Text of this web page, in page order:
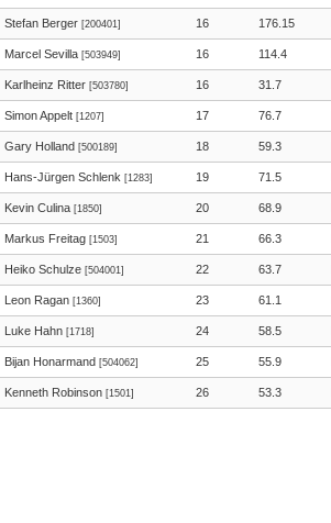
Stefan Berger [200401] 16 176.15
Marcel Sevilla [503949] 16 114.4
Karlheinz Ritter [503780] 16 31.7
Simon Appelt [1207] 17 76.7
Gary Holland [500189] 18 59.3
Hans-Jürgen Schlenk [1283] 19 71.5
Kevin Culina [1850] 20 68.9
Markus Freitag [1503] 21 66.3
Heiko Schulze [504001] 22 63.7
Leon Ragan [1360] 23 61.1
Luke Hahn [1718] 24 58.5
Bijan Honarmand [504062] 25 55.9
Kenneth Robinson [1501] 26 53.3